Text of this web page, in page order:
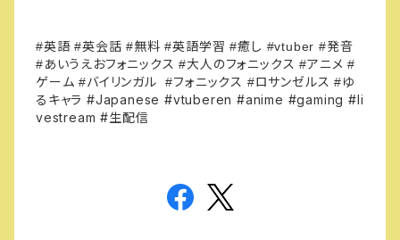
#英語#英会話 #無料 #英語学習 #癒し #vtuber #発音
#あいうえおフォニックス #大人のフォニックス #アニメ #
ゲーム #バイリンガル #フォニックス #ロサンゼルス #ゆ
るキャラ #Japanese #vtuberen #anime #gaming #li
vestream #生配信